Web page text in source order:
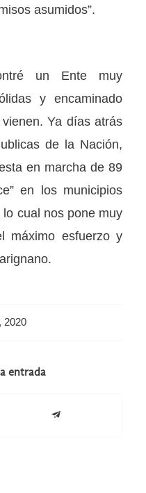
asumidos”.
un Ente muy
y encaminado
Ya días atrás
de la Nación,
en marcha de 89
en los municipios
cual nos pone muy
máximo esfuerzo y
2020
entrada